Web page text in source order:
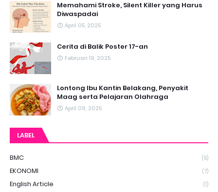
Memahami Stroke, Silent Killer yang Harus
Diwaspadai
April 05, 2025
Cerita di Balik Poster 17-an
Februari 19, 2025
Lontong Ibu Kantin Belakang, Penyakit
Maag serta Pelajaran Olahraga
April 09, 2025
LABEL
BMC (5)
EKONOMI (7)
English Article (1)